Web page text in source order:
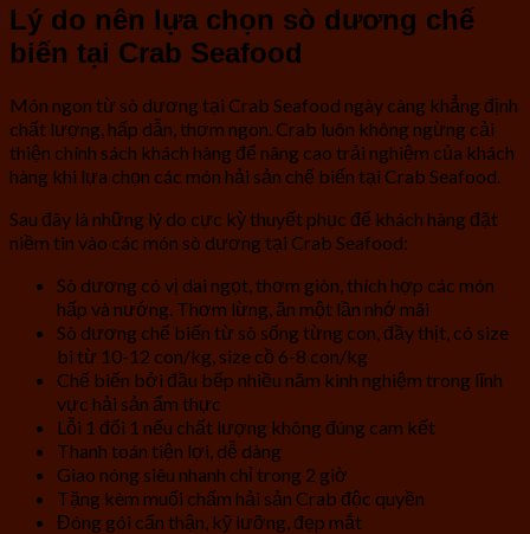
Lý do nên lựa chọn sò dương chế
biến tại Crab Seafood
Món ngon từ sò dương tại Crab Seafood ngày càng khẳng định
chất lượng, hấp dẫn, thơm ngon. Crab luôn không ngừng cải
thiện chính sách khách hàng để nâng cao trải nghiệm của khách
hàng khi lựa chọn các món hải sản chế biến tại Crab Seafood.
Sau đây là những lý do cực kỳ thuyết phục để khách hàng đặt
niềm tin vào các món sò dương tại Crab Seafood:
Sò dương có vị dai ngọt, thơm giòn, thích hợp các món
hấp và nướng. Thơm lừng, ăn một lần nhớ mãi
Sò dương chế biến từ sò sống từng con, đầy thịt, có size
bi từ 10-12 con/kg, size cồ 6-8 con/kg
Chế biến bởi đầu bếp nhiều năm kinh nghiệm trong lĩnh
vực hải sản ẩm thực
Lỗi 1 đổi 1 nếu chất lượng không đúng cam kết
Thanh toán tiện lợi, dễ dàng
Giao nóng siêu nhanh chỉ trong 2 giờ
Tặng kèm muối chấm hải sản Crab độc quyền
Đóng gói cẩn thận, kỹ lưỡng, đẹp mắt